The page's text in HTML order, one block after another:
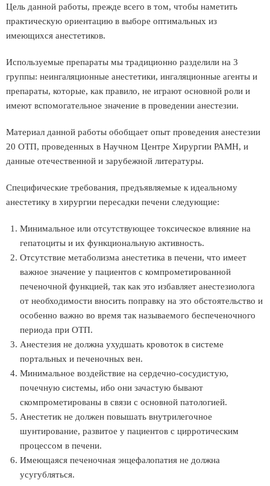
Цель данной работы, прежде всего в том, чтобы наметить
практическую ориентацию в выборе оптимальных из
имеющихся анестетиков.
Используемые препараты мы традиционно разделили на 3
группы: неингаляционные анестетики, ингаляционные агенты и
препараты, которые, как правило, не играют основной роли и
имеют вспомогательное значение в проведении анестезии.
Материал данной работы обобщает опыт проведения анестезии
20 ОТП, проведенных в Научном Центре Хирургии РАМН, и
данные отечественной и зарубежной литературы.
Специфические требования, предъявляемые к идеальному
анестетику в хирургии пересадки печени следующие:
Минимальное или отсутствующее токсическое влияние на
гепатоциты и их функциональную активность.
Отсутствие метаболизма анестетика в печени, что имеет
важное значение у пациентов с компрометированной
печеночной функцией, так как это избавляет анестезиолога
от необходимости вносить поправку на это обстоятельство и
особенно важно во время так называемого беспеченочного
периода при ОТП.
Анестезия не должна ухудшать кровоток в системе
портальных и печеночных вен.
Минимальное воздействие на сердечно-сосудистую,
почечную системы, ибо они зачастую бывают
скомпрометированы в связи с основной патологией.
Анестетик не должен повышать внутрилегочное
шунтирование, развитое у пациентов с цирротическим
процессом в печени.
Имеющаяся печеночная энцефалопатия не должна
усугубляться.